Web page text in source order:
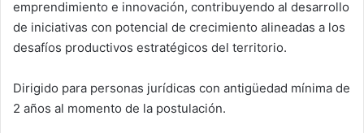
emprendimiento e innovación, contribuyendo al desarrollo
de iniciativas con potencial de crecimiento alineadas a los
desafíos productivos estratégicos del territorio.
Dirigido para personas jurídicas con antigüedad mínima de
2 años al momento de la postulación.